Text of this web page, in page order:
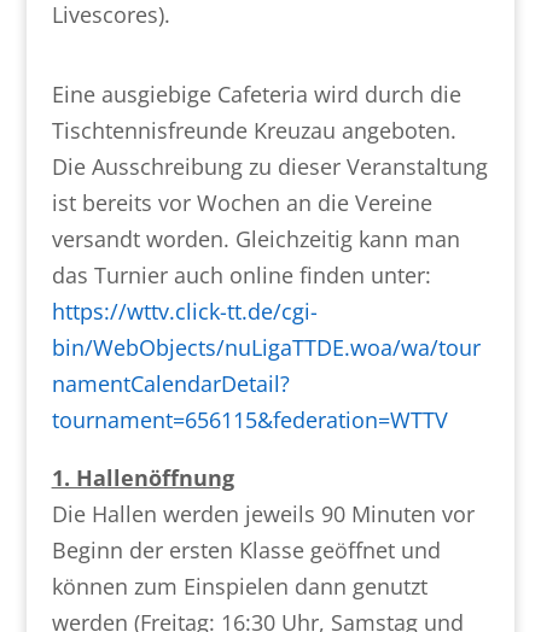
Livescores).
Eine ausgiebige Cafeteria wird durch die
Tischtennisfreunde Kreuzau angeboten.
Die Ausschreibung zu dieser Veranstaltung
ist bereits vor Wochen an die Vereine
versandt worden. Gleichzeitig kann man
das Turnier auch online finden unter:
https://wttv.click-tt.de/cgi-
bin/WebObjects/nuLigaTTDE.woa/wa/tour
namentCalendarDetail?
tournament=656115&federation=WTTV
1. Hallenöffnung
Die Hallen werden jeweils 90 Minuten vor
Beginn der ersten Klasse geöffnet und
können zum Einspielen dann genutzt
werden (Freitag: 16:30 Uhr, Samstag und